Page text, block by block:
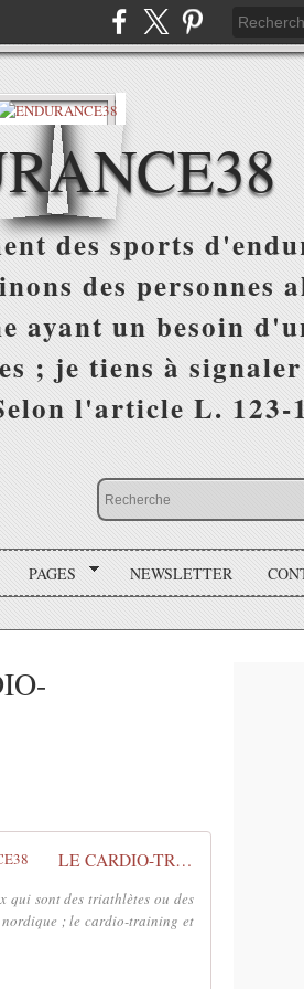
des sports
des personnes
ayant un besoin
; je tiens à
l'article L. 123-
PAGES NEWSLETTER
LE CARDIO-TRAINING ET CARDIO-MUSCULATION - ENDURANCE38
qui sont des triathlètes ou des
nordique ; le cardio-training et